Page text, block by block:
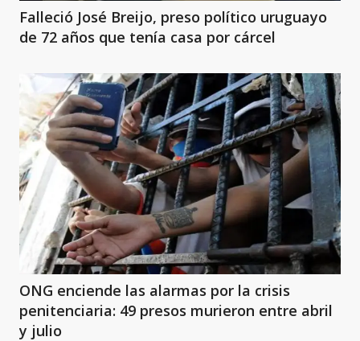
Falleció José Breijo, preso político uruguayo
de 72 años que tenía casa por cárcel
ONG enciende las alarmas por la crisis
penitenciaria: 49 presos murieron entre abril
y julio